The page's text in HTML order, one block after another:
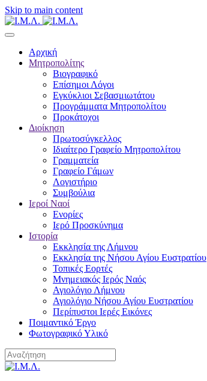
Skip to main content
Αρχική
Μητροπολίτης
Βιογραφικό
Επίσημοι Λόγοι
Εγκύκλιοι Σεβασμιωτάτου
Προγράμματα Μητροπολίτου
Προκάτοχοι
Διοίκηση
Πρωτοσύγκελλος
Ιδιαίτερο Γραφείο Μητροπολίτου
Γραμματεία
Γραφείο Γάμων
Λογιστήριο
Συμβούλια
Ιεροί Ναοί
Ενορίες
Ιερό Προσκύνημα
Ιστορία
Εκκλησία της Λήμνου
Εκκλησία της Νήσου Αγίου Ευστρατίου
Τοπικές Εορτές
Μνημειακός Ιερός Ναός
Αγιολόγιο Λήμνου
Αγιολόγιο Νήσου Αγίου Ευστρατίου
Περίπυστοι Ιερές Εικόνες
Ποιμαντικό Έργο
Φωτογραφικό Υλικό